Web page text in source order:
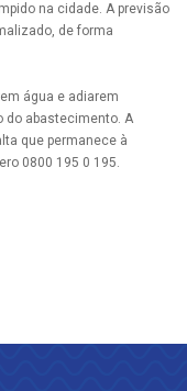
na cidade. A previsão
de forma
água e adiarem
do abastecimento. A
que permanece à
0800 195 0 195.